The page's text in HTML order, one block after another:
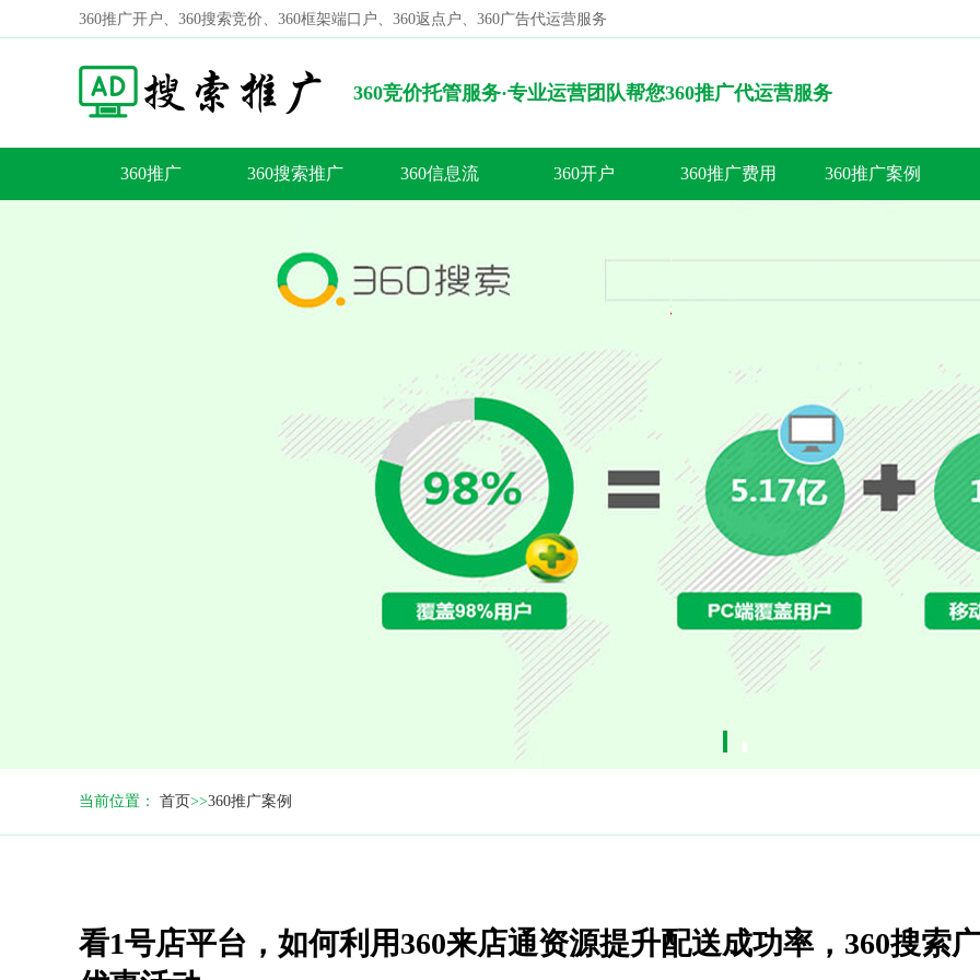
360推广开户、360搜索竞价、360框架端口户、360返点户、360广告代运营服务
360竞价托管服务·专业运营团队帮您360推广代运营服务
搜索
360推广 360搜索推广 360信息流 360开户 360推广费用 360推广案例
当前位置： 首页>>360推广案例
索广告优惠活动
看1号店平台，如何利用360来店通资源提升配送成功率，360搜索